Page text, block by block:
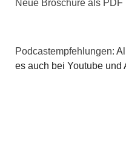
Neue Broschüre als
Podcastempfehlungen:
es auch bei Youtube und